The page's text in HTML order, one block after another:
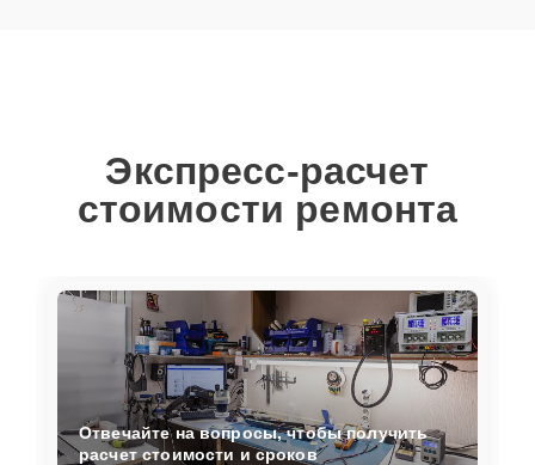
Экспресс-расчет
стоимости ремонта
Отвечайте на вопросы, чтобы получить
расчет стоимости и сроков